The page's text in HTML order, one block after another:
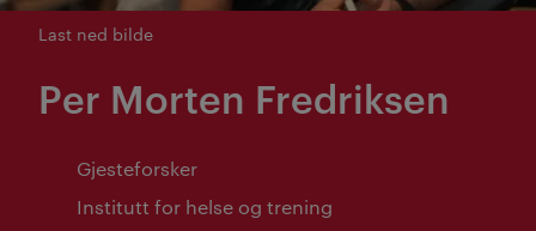
Last ned bilde
Per Morten Fredriksen
Gjesteforsker
Institutt for helse og trening